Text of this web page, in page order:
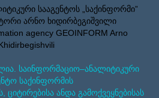
სააგენტოს „საქინფორმი”
არნო ხიდირბეგიშვილი
agency GEOINFORM Arno
საინფორმაციო–ანალიტიკური
საქინფორმის
ციტირებისა ანდა გამოქვეყნებისას